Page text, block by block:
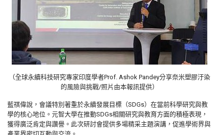
（全球永續科技研究專家印度學者Prof. Ashok Pandey分享奈米塑膠汙染
的風險與挑戰/照片由本報訊提供）
藍祺偉說，會議特別著重於永續發展目標（SDGs）在當前科學研究與教
學的核心地位。元智大學在推動SDGs相關研究與教育方面的積極表現，
獲得廣泛肯定與讚譽。此次研討會提供多場精采主題演講，促進學術界與